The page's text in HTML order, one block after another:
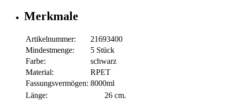
Merkmale
Artikelnummer:
21693400
Mindestmenge:
5 Stück
Farbe:
schwarz
Material:
RPET
Fassungsvermögen: 8000ml
Länge:
26 cm.